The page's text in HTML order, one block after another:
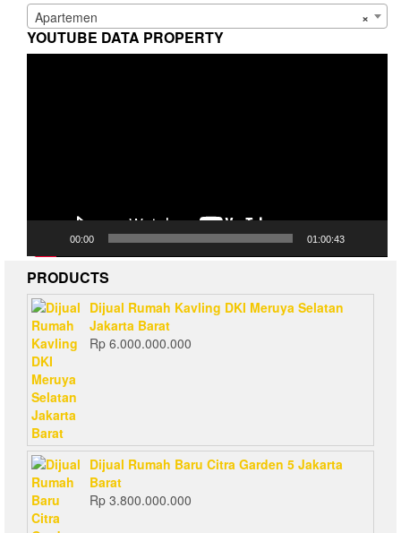
×
Apartemen
YOUTUBE DATA PROPERTY
00:00 01:00:43
PRODUCTS
Dijual Rumah Kavling DKI Meruya Selatan
Jakarta Barat
Rp 6.000.000.000
Dijual Rumah Baru Citra Garden 5 Jakarta
Barat
Rp 3.800.000.000